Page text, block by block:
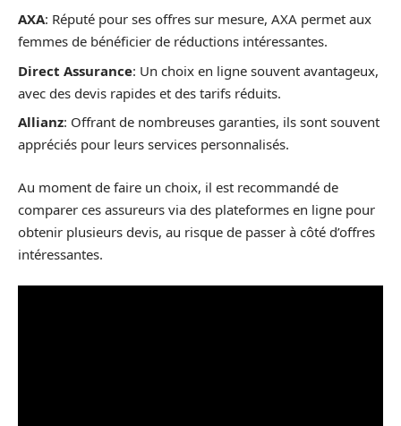
AXA: Réputé pour ses offres sur mesure, AXA permet aux
femmes de bénéficier de réductions intéressantes.
Direct Assurance: Un choix en ligne souvent avantageux,
avec des devis rapides et des tarifs réduits.
Allianz: Offrant de nombreuses garanties, ils sont souvent
appréciés pour leurs services personnalisés.
Au moment de faire un choix, il est recommandé de
comparer ces assureurs via des plateformes en ligne pour
obtenir plusieurs devis, au risque de passer à côté d’offres
intéressantes.